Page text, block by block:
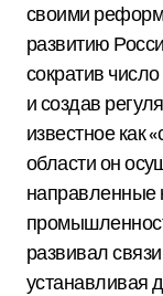
своими
развитию
сократив
и создав
известное как
области он
направленные
развивал
устанавливая